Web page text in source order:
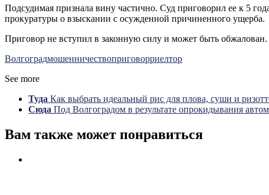
Подсудимая признала вину частично. Суд приговорил ее к 5
прокуратуры о взыскании с осужденной причиненного ущерба.
Приговор не вступил в законную силу и может быть обжалован.
Волгоградмошенничествоприговорриелтор
See more
Туда Как выбрать идеальный рис для плова, суши и
Сюда Под Волгоградом в результате опрокидывания
Вам также может понравиться